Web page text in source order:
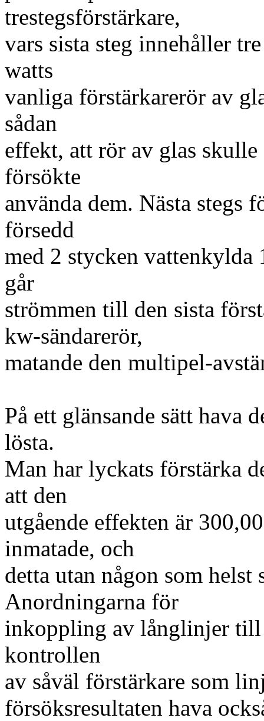
trestegsförstärkare,
vars sista steg innehåller
watts
vanliga förstärkarerör av
sådan
effekt, att rör av glas
försökte
använda dem. Nästa stegs
försedd
med 2 stycken vattenkylda
går
strömmen till den sista
kw-sändarerör,
matande den multipel-
På ett glänsande sätt hava
lösta.
Man har lyckats förstärka
att den
utgående effekten är
inmatade, och
detta utan någon som
Anordningarna för
inkoppling av långlinjer till
kontrollen
av såväl förstärkare som
försöksresultaten hava